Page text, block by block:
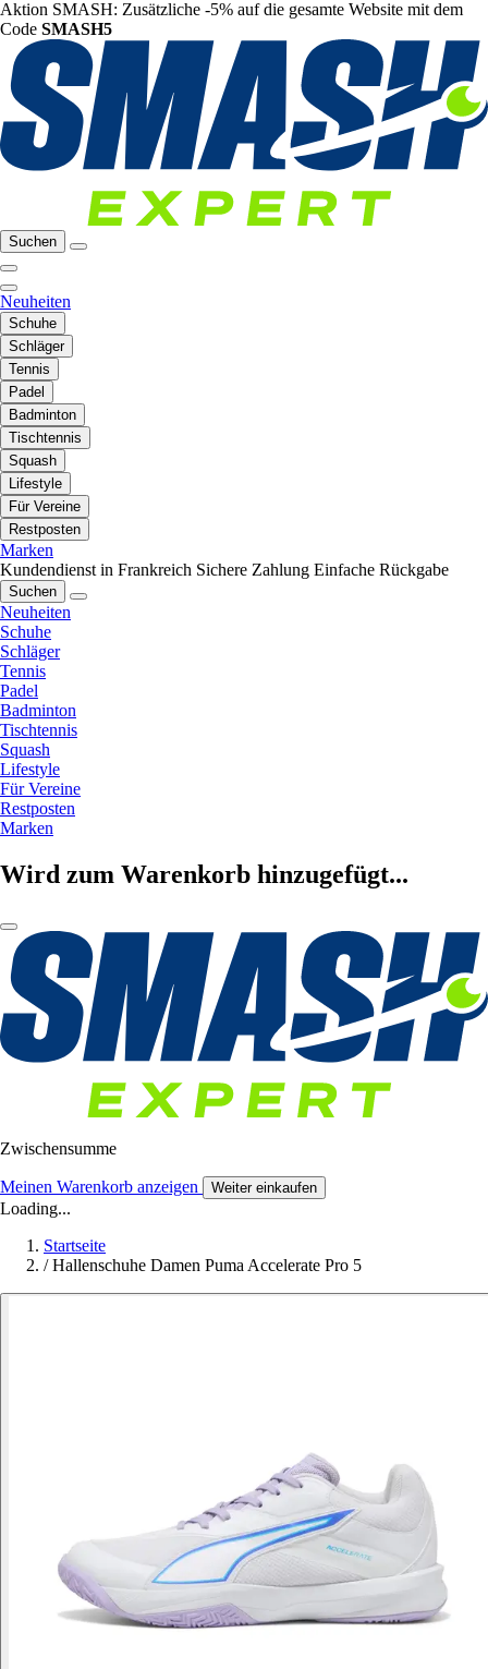
Aktion SMASH: Zusätzliche -5% auf die gesamte Website mit dem
Code SMASH5
Suchen
Neuheiten
Schuhe
Schläger
Tennis
Padel
Badminton
Tischtennis
Squash
Lifestyle
Für Vereine
Restposten
Marken
Kundendienst in Frankreich Sichere Zahlung Einfache Rückgabe
Suchen
Neuheiten
Schuhe
Schläger
Tennis
Padel
Badminton
Tischtennis
Squash
Lifestyle
Für Vereine
Restposten
Marken
Wird zum Warenkorb hinzugefügt...
Zwischensumme
Meinen Warenkorb anzeigen Weiter einkaufen
Loading...
Startseite
/ Hallenschuhe Damen Puma Accelerate Pro 5